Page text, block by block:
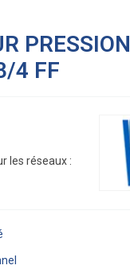
PRESSION
4 FF